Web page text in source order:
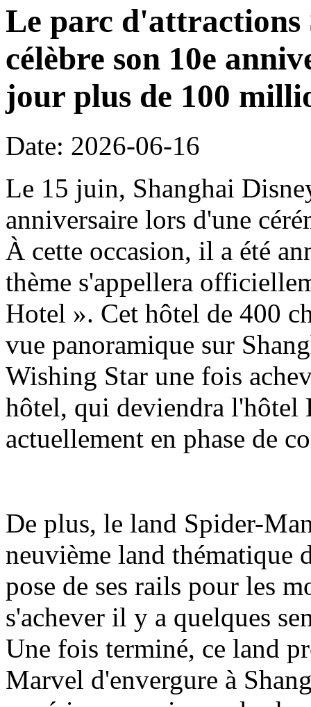
Le parc d'attractions
célèbre son 10e
jour plus de 100
Date: 2026-06-16
Le 15 juin, Shanghai
anniversaire lors d'une
À cette occasion, il a été
thème s'appellera
Hotel ». Cet hôtel de 400
vue panoramique sur
Wishing Star une fois
hôtel, qui deviendra l'hôtel
actuellement en phase de
De plus, le land Spider-
neuvième land thématique
pose de ses rails pour les
s'achever il y a quelques
Une fois terminé, ce land
Marvel d'envergure à